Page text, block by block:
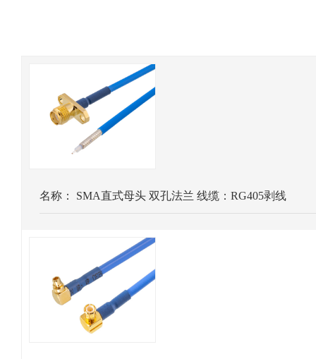
名称： SMA直式母头 双孔法兰 线缆：RG405剥线